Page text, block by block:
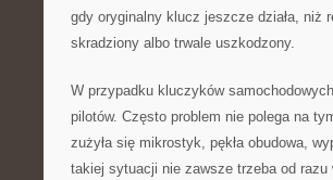
gdy oryginalny klucz jeszcze działa, niż
skradziony albo trwale uszkodzony.
W przypadku kluczyków
pilotów. Często problem nie polega na
zużyła się mikrostyk, pękła obudowa,
takiej sytuacji nie zawsze trzeba od